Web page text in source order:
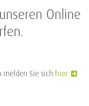
Online
melden Sie sich hier